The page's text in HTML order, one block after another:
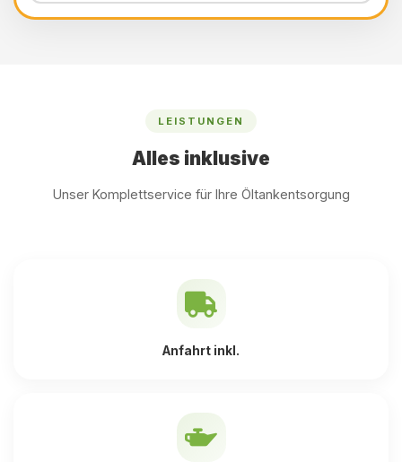
LEISTUNGEN
Alles inklusive
Unser Komplettservice für Ihre Öltankentsorgung
Anfahrt inkl.